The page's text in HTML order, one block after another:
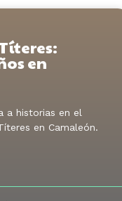
en
a historias en el
en Camaleón.